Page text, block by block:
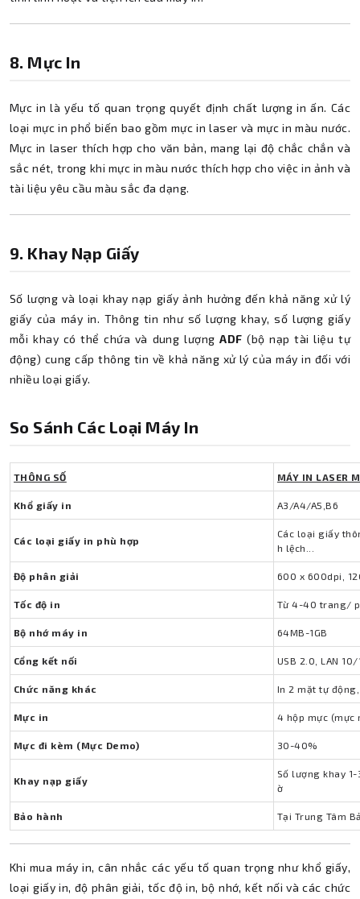
8. Mực In
Mực in là yếu tố quan trọng quyết định chất lượng in ấn. Các
loại mực in phổ biến bao gồm mực in laser và mực in màu nước.
Mực in laser thích hợp cho văn bản, mang lại độ chắc chắn và
sắc nét, trong khi mực in màu nước thích hợp cho việc in ảnh và
tài liệu yêu cầu màu sắc đa dạng.
9. Khay Nạp Giấy
Số lượng và loại khay nạp giấy ảnh hưởng đến khả năng xử lý
giấy của máy in. Thông tin như số lượng khay, số lượng giấy
mỗi khay có thể chứa và dung lượngADF(bộ nạp tài liệu tự
động) cung cấp thông tin về khả năng xử lý của máy in đối với
nhiều loại giấy.
So Sánh Các Loại Máy In
THÔNG SỐ MÁY IN LASER
Khổ giấy in A3/A4/A5,B6
Các loại giấy in phù hợp
Các loại giấy
h lệch...
Độ phân giải 600 x 600dpi,
Tốc độ in Từ 4-40 trang/
Bộ nhớ máy in 64MB-1GB
Cổng kết nối USB 2.0, LAN
Chức năng khác In 2 mặt tự
Mực in 4 hộp mực
Mực đi kèm (Mực Demo) 30-40%
Khay nạp giấy
Số lượng khay
ờ
Bảo hành Tại Trung Tâm
Khi mua máy in, cân nhắc các yếu tố quan trọng như khổ giấy,
loại giấy in, độ phân giải, tốc độ in, bộ nhớ, kết nối và các chức